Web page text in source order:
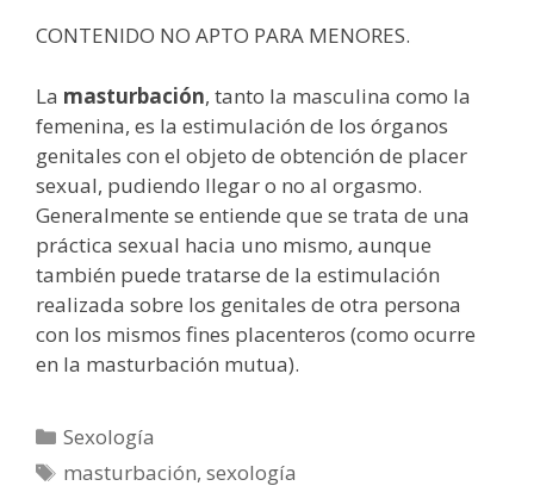
CONTENIDO NO APTO PARA MENORES.
La masturbación, tanto la masculina como la
femenina, es la estimulación de los órganos
genitales con el objeto de obtención de placer
sexual, pudiendo llegar o no al orgasmo.
Generalmente se entiende que se trata de una
práctica sexual hacia uno mismo, aunque
también puede tratarse de la estimulación
realizada sobre los genitales de otra persona
con los mismos fines placenteros (como ocurre
en la masturbación mutua).
Categorías
Sexología
Etiquetas
masturbación,sexología